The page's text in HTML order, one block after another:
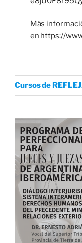
Más
en https://
Cursos de